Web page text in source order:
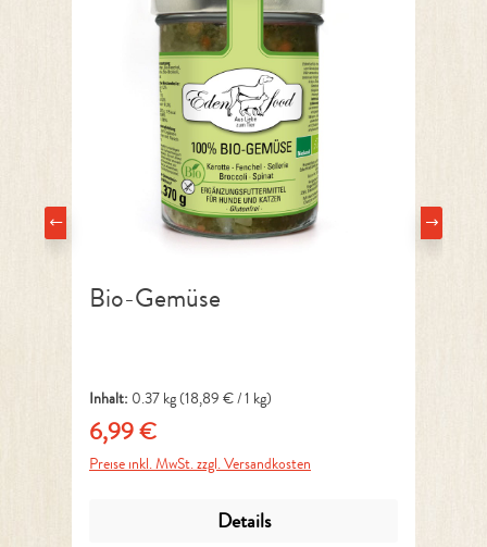
Bio-Gemüse
Inhalt: 0.37 kg(18,89 € / 1 kg)
Regulärer Preis:
6,99 €
Preise inkl. MwSt. zzgl. Versandkosten
Details